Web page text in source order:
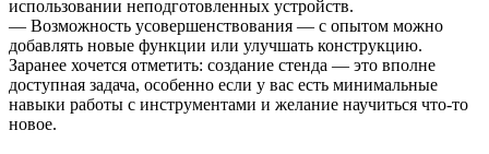
использовании неподготовленных устройств.
— Возможность усовершенствования — с опытом можно
добавлять новые функции или улучшать конструкцию.
Заранее хочется отметить: создание стенда — это вполне
доступная задача, особенно если у вас есть минимальные
навыки работы с инструментами и желание научиться что-то
новое.